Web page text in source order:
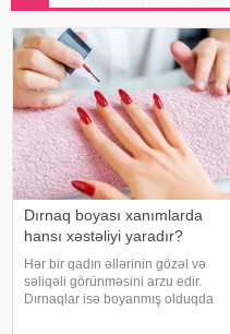
Dırnaq boyası xanımlarda
hansı xəstəliyi yaradır?
Hər bir qadın əllərinin gözəl və
səliqəli görünməsini arzu edir.
Dırnaqlar isə boyanmış olduqda